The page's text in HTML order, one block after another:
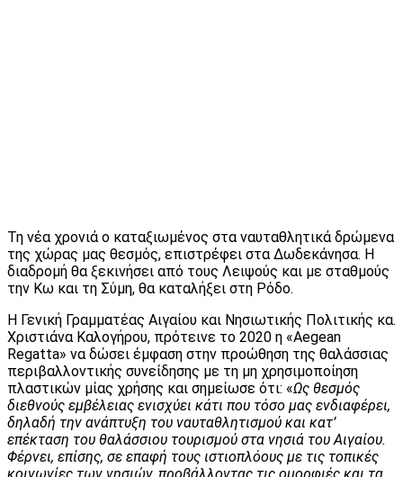
Τη νέα χρονιά ο καταξιωμένος στα ναυταθλητικά δρώμενα
της χώρας μας θεσμός, επιστρέφει στα Δωδεκάνησα. Η
διαδρομή θα ξεκινήσει από τους Λειψούς και με σταθμούς
την Κω και τη Σύμη, θα καταλήξει στη Ρόδο.
Η Γενική Γραμματέας Αιγαίου και Νησιωτικής Πολιτικής κα.
Χριστιάνα Καλογήρου, πρότεινε το 2020 η «Aegean
Regatta» να δώσει έμφαση στην προώθηση της θαλάσσιας
περιβαλλοντικής συνείδησης με τη μη χρησιμοποίηση
πλαστικών μίας χρήσης και σημείωσε ότι: «Ως θεσμός
διεθνούς εμβέλειας ενισχύει κάτι που τόσο μας ενδιαφέρει,
δηλαδή την ανάπτυξη του ναυταθλητισμού και κατ’
επέκταση του θαλάσσιου τουρισμού στα νησιά του Αιγαίου.
Φέρνει, επίσης, σε επαφή τους ιστιοπλόους με τις τοπικές